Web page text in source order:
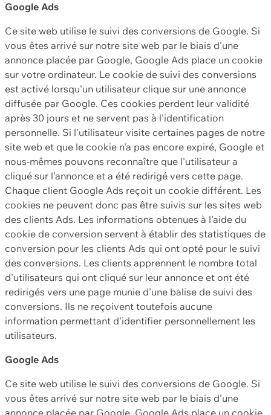
Google Ads
Ce site web utilise le suivi des conversions de Google. Si
vous êtes arrivé sur notre site web par le biais d'une
annonce placée par Google, Google Ads place un cookie
sur votre ordinateur. Le cookie de suivi des conversions
est activé lorsqu'un utilisateur clique sur une annonce
diffusée par Google. Ces cookies perdent leur validité
après 30 jours et ne servent pas à l'identification
personnelle. Si l'utilisateur visite certaines pages de notre
site web et que le cookie n'a pas encore expiré, Google et
nous-mêmes pouvons reconnaître que l'utilisateur a
cliqué sur l'annonce et a été redirigé vers cette page.
Chaque client Google Ads reçoit un cookie différent. Les
cookies ne peuvent donc pas être suivis sur les sites web
des clients Ads. Les informations obtenues à l'aide du
cookie de conversion servent à établir des statistiques de
conversion pour les clients Ads qui ont opté pour le suivi
des conversions. Les clients apprennent le nombre total
d'utilisateurs qui ont cliqué sur leur annonce et ont été
redirigés vers une page munie d'une balise de suivi des
conversions. Ils ne reçoivent toutefois aucune
information permettant d'identifier personnellement les
utilisateurs.
Google Ads
Ce site web utilise le suivi des conversions de Google. Si
vous êtes arrivé sur notre site web par le biais d'une